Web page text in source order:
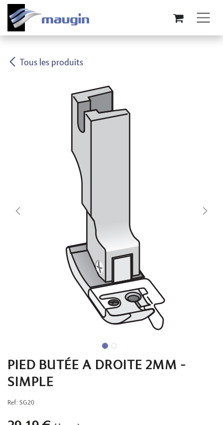
Se rendre au contenu
Tous les produits
PIED BUTÉE A DROITE 2MM -
SIMPLE
Ref: SG20